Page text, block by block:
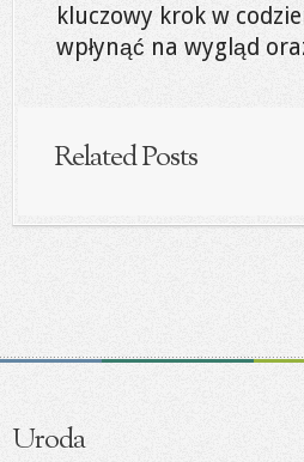
kluczowy krok w
wpłynąć na wygląd
Related Posts
Uroda